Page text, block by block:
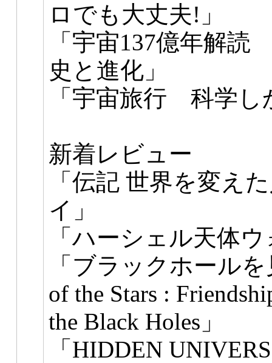
ロでも大丈夫!」
「宇宙137億年解
史と進化」
「宇宙旅行 科学し
新着レビュー
「伝記 世界を変え
イ」
「ハーシェル天体
「ブラックホール
of the Stars :
the Black Holes」
「HIDDEN